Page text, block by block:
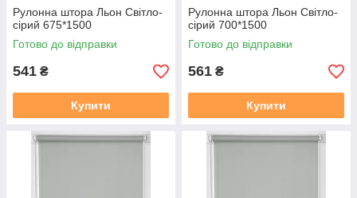
Рулонна штора Льон Cвiтло-
сiрий 675*1500
Готово до відправки
541 ₴
Купити
Рулонна штора Льон Cвiтло-
сiрий 700*1500
Готово до відправки
561 ₴
Купити